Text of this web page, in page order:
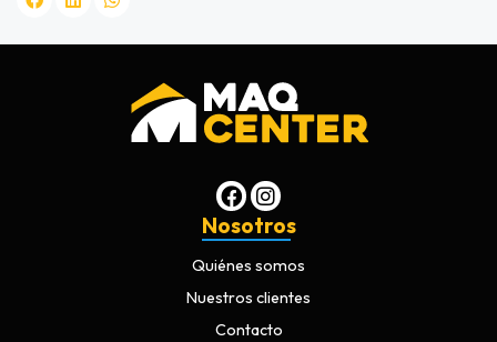
Nosotros
Quiénes somos
Nuestros clientes
Contacto